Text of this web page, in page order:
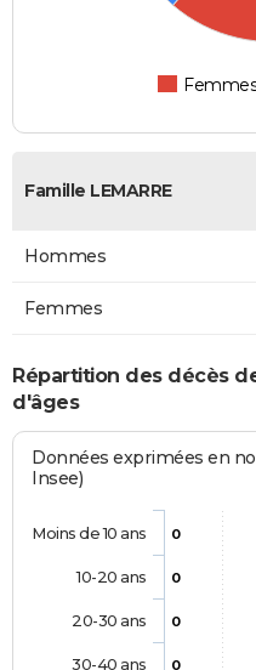
Famille LEMARRE
Hommes
Femmes
Répartition des décès
d'âges
Données exprimées en
Insee)
0
0
0
0
Moins de 10 ans
10-20 ans
20-30 ans
30-40 ans